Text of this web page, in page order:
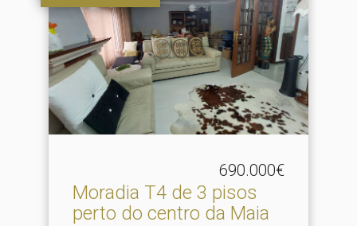
690.000€
Moradia T4 de 3 pisos
perto do centro da Maia